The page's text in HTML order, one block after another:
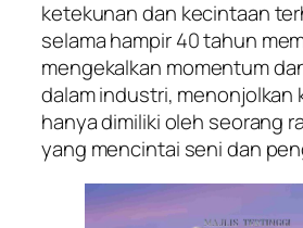
ketekunan dan kecintaan
selama hampir 40 tahun
mengekalkan momentum
dalam industri, menonjolkan
hanya dimiliki oleh seorang
yang mencintai seni dan